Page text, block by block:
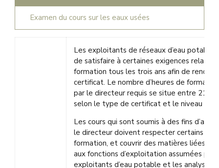
Examen du cours sur les eaux usées
Les exploitants de réseaux d’eau potable
de satisfaire à certaines exigences
formation tous les trois ans afin de
certificat. Le nombre d’heures de
par le directeur requis se situe entre 21 à
selon le type de certificat et le niveau de
Les cours qui sont soumis à des fins
le directeur doivent respecter certains
formation, et couvrir des matières liées
aux fonctions d’exploitation assumées par
exploitants d’eau potable et les analystes